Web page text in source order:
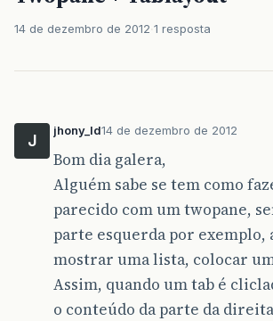
14 de dezembro de 2012 1 resposta
J
jhony_ld14 de dezembro de 2012
Bom dia galera,
Alguém sabe se tem como
parecido com um twopane,
parte esquerda por exemplo,
mostrar uma lista, colocar
Assim, quando um tab é
o conteúdo da parte da